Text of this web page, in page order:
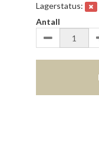
Lagerstatus:
Antall